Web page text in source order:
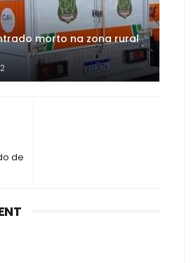
morto na zona rural
de